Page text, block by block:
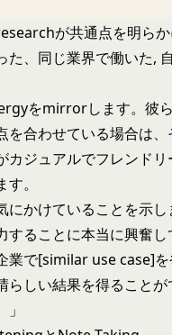
が共通点を明ら
た、同じ業界で働いた,
をmirrorします。彼
を合わせている場合は、
カジュアルでフレンド
。
にかけていることを示
することに本当に興奮
業で[similar use case]
らしい結果を得ること